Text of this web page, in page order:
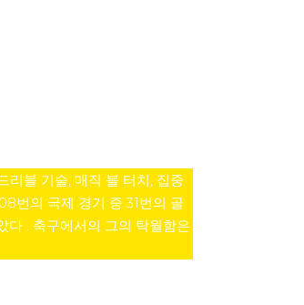
리블 기술, 매직 볼 터치, 집중
번의 국제 경기 중 31번의 골
다 . 축구에서의 그의 탁월함은